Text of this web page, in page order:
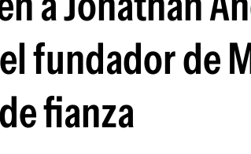
fundador de
fianza